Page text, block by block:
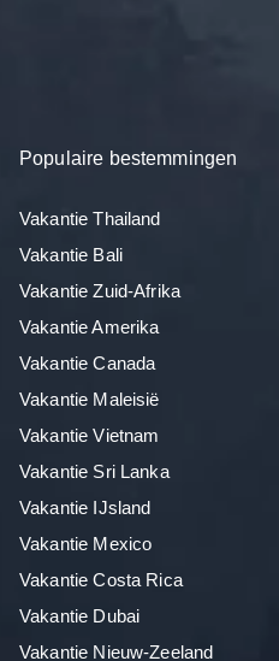
Populaire bestemmingen
Vakantie Thailand
Vakantie Bali
Vakantie Zuid-Afrika
Vakantie Amerika
Vakantie Canada
Vakantie Maleisië
Vakantie Vietnam
Vakantie Sri Lanka
Vakantie IJsland
Vakantie Mexico
Vakantie Costa Rica
Vakantie Dubai
Vakantie Nieuw-Zeeland